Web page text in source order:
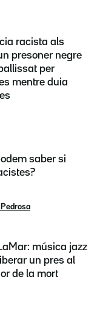
racista als
presoner negre
per
mentre duia
saber si
Pedrosa
música jazz
un pres al
de la mort